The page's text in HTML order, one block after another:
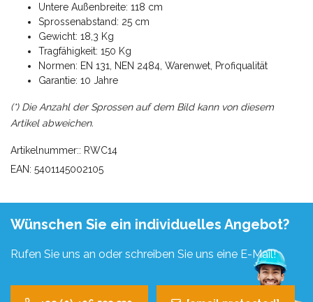
Untere Außenbreite: 118 cm
Sprossenabstand: 25 cm
Gewicht: 18,3 Kg
Tragfähigkeit: 150 Kg
Normen: EN 131, NEN 2484, Warenwet, Profiqualität
Garantie: 10 Jahre
(*) Die Anzahl der Sprossen auf dem Bild kann von diesem
Artikel abweichen.
Artikelnummer:: RWC14
EAN: 5401145002105
Wünschen Sie ein individuelles Angebot?
Rufen Sie uns an oder schreiben Sie uns eine E-Mail!